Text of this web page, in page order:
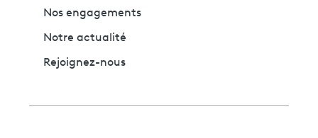
Nos engagements
Notre actualité
Rejoignez-nous